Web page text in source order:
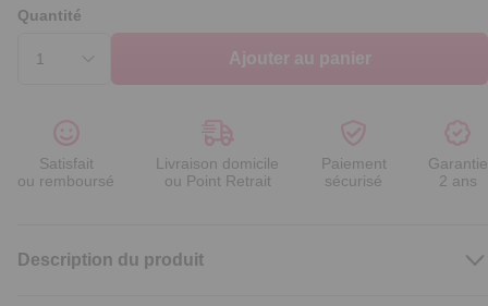
Quantité
Ajouter au panier
Satisfait
ou remboursé
Livraison domicile
ou Point Retrait
Paiement
sécurisé
Garantie
2 ans
Description du produit